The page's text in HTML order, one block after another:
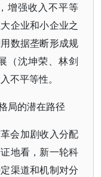
增强收入不平等
企业和小企业之
数据垄断形成规
（沈坤荣、林剑
不平等性。
局的潜在路径
会加剧收入分配
地看，新一轮科
渠道和机制对分